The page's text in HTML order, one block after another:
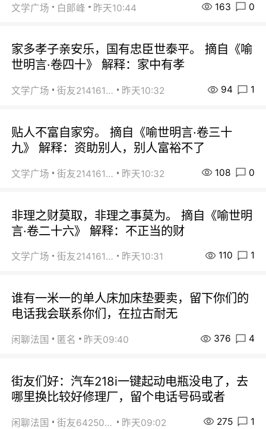
文学广场 白郞峰 昨天10:44 163 0
家多孝子亲安乐，国有忠臣世泰平。 摘自《喻
世明言·卷四十》 解释：家中有孝
文学广场 街友21416156 昨天10:32 94 1
贴人不富自家穷。 摘自《喻世明言·卷三十
九》 解释：资助别人，别人富裕不了
文学广场 街友21416156 昨天10:32 108 0
非理之财莫取，非理之事莫为。 摘自《喻世明
言·卷二十六》 解释：不正当的财
文学广场 街友21416156 昨天10:31 110 1
谁有一米一的单人床加床垫要卖，留下你们的
电话我会联系你们，在拉古耐无
闲聊法国 匿名 昨天09:40 376 4
街友们好：汽车218i一键起动电瓶没电了，去
哪里换比较好修理厂，留个电话号码或者
闲聊法国 街友64250024 昨天09:02 275 1